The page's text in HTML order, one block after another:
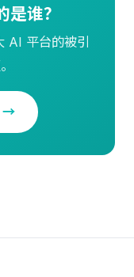
谁？
AI 平台的被引
→